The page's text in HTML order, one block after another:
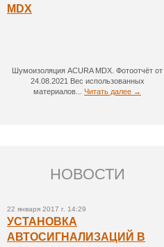
MDX
Шумоизоляция ACURA MDX. Фотоотчёт от
24.08.2021 Вес использованных
материалов... Читать далее →
НОВОСТИ
22 января 2017 г. 14:29
УСТАНОВКА
АВТОСИГНАЛИЗАЦИЙ В